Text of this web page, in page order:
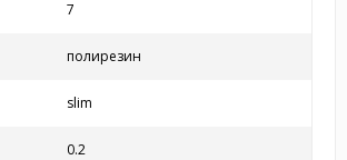
7
полирезин
slim
0.2